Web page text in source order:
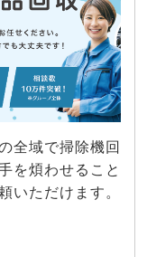
全域で掃除機回
を煩わせること
いただけます。